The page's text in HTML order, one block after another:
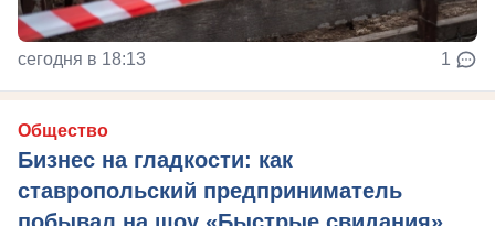
сегодня в 18:13 1
Общество
Бизнес на гладкости: как
ставропольский предприниматель